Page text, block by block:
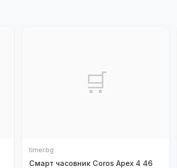
🛒
timer.bg
Смарт часовник Coros Apex 4 46